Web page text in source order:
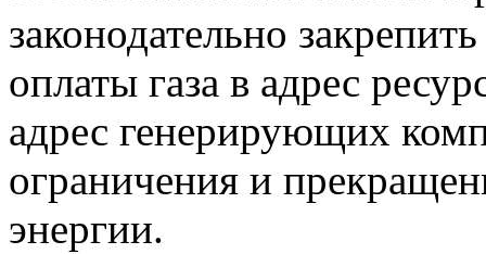
законодательно
оплаты газа в адрес
адрес генерирующих
ограничения и
энергии.